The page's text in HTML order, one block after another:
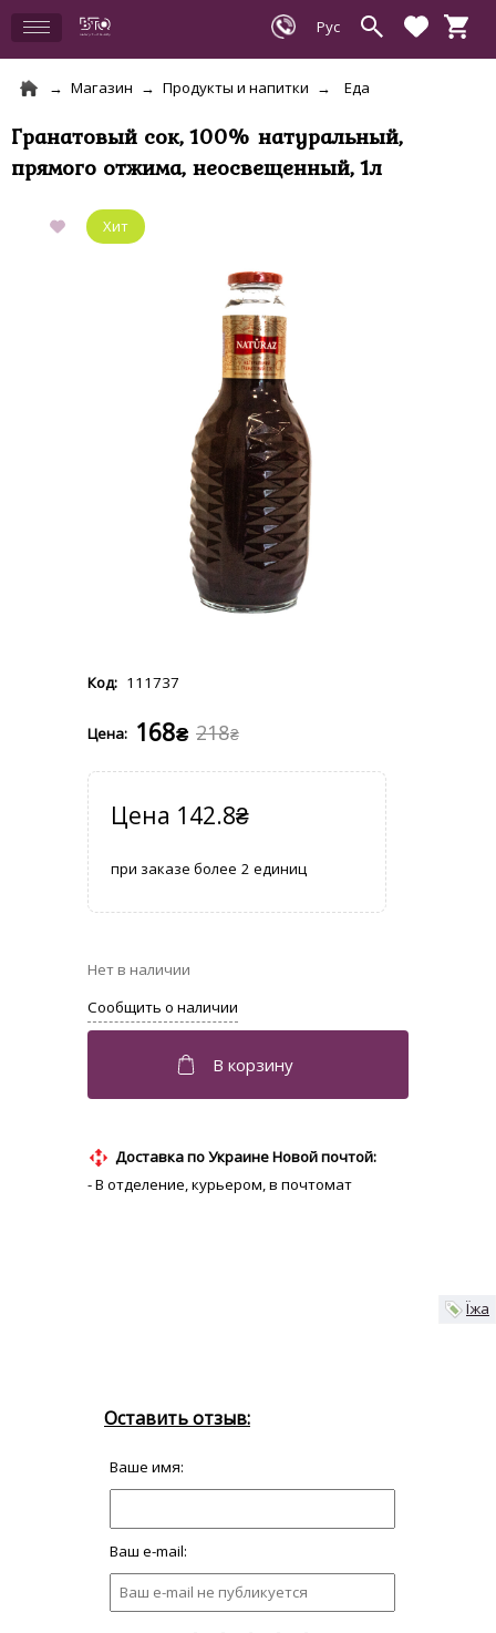
Магазин Продукты и напитки Еда
Гранатовый сок, 100% натуральный,
прямого отжима, неосвещенный, 1л
111737
218₴
168₴
142.8₴
2
Доставка по Украине Новой почтой:
- В отделение, курьером, в почтомат
Їжа